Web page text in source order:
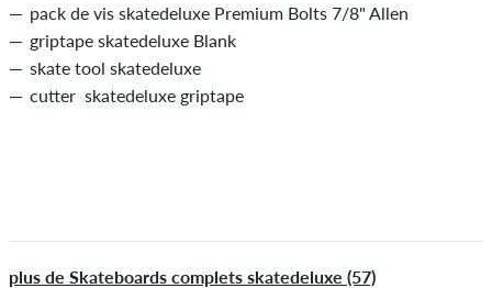
pack de vis skatedeluxe Premium Bolts 7/8" Allen
griptape skatedeluxe Blank
skate tool skatedeluxe
cutter skatedeluxe griptape
plus de Skateboards complets skatedeluxe (57)